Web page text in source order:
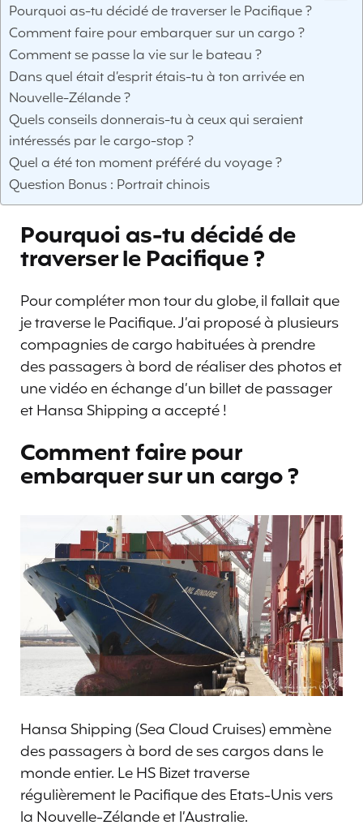
Pourquoi as-tu décidé de traverser le Pacifique ?
Comment faire pour embarquer sur un cargo ?
Comment se passe la vie sur le bateau ?
Dans quel était d’esprit étais-tu à ton arrivée en
Nouvelle-Zélande ?
Quels conseils donnerais-tu à ceux qui seraient
intéressés par le cargo-stop ?
Quel a été ton moment préféré du voyage ?
Question Bonus : Portrait chinois
Pourquoi as-tu décidé de
traverser le Pacifique ?
Pour compléter mon tour du globe, il fallait que
je traverse le Pacifique. J’ai proposé à plusieurs
compagnies de cargo habituées à prendre
des passagers à bord de réaliser des photos et
une vidéo en échange d’un billet de passager
et Hansa Shipping a accepté !
Comment faire pour
embarquer sur un cargo ?
Hansa Shipping (Sea Cloud Cruises) emmène
des passagers à bord de ses cargos dans le
monde entier. Le HS Bizet traverse
régulièrement le Pacifique des Etats-Unis vers
la Nouvelle-Zélande et l’Australie.